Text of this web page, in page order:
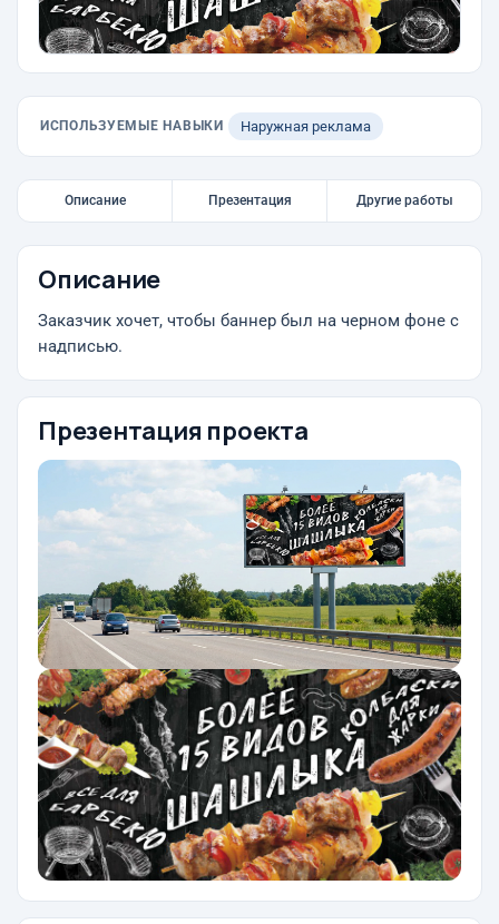
ИСПОЛЬЗУЕМЫЕ НАВЫКИ Наружная реклама
Описание Презентация Другие работы
Описание
Заказчик хочет, чтобы баннер был на черном фоне с
надписью.
Презентация проекта